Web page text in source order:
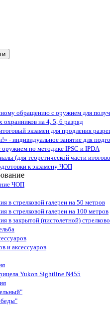
обращению с оружием для
на 4, 5, 6 разряд
экзамен для продления
- индивидуальное занятие для
по методике IPSC и IPDA
(для теоретической части
к экзамену ЧОП
ЧОП
в стрелковой галереи на 50 метров
в стрелковой галереи на 100 метров
в закрытой (пистолетной)
и аксессуаров
Yukon Sightline N455